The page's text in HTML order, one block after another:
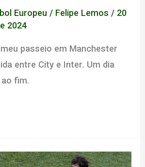
Europeu / Felipe Lemos / 20
2024
passeio em Manchester
entre City e Inter. Um dia
fim.